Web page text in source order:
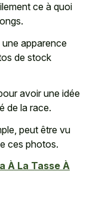
ce à quoi
apparence
de stock
avoir une idée
de la race.
peut être vu
ces photos.
À La Tasse À